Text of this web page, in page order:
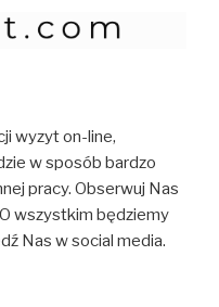
wyzyt on-line,
w sposób bardzo
pracy. Obserwuj Nas
wszystkim będziemy
Nas w social media.